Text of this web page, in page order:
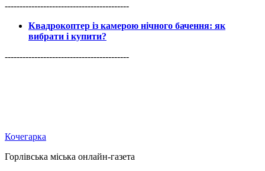
------------------------------------------
Квадрокоптер із камерою нічного бачення: як
вибрати і купити?
------------------------------------------
Кочегарка
Горлівська міська онлайн-газета